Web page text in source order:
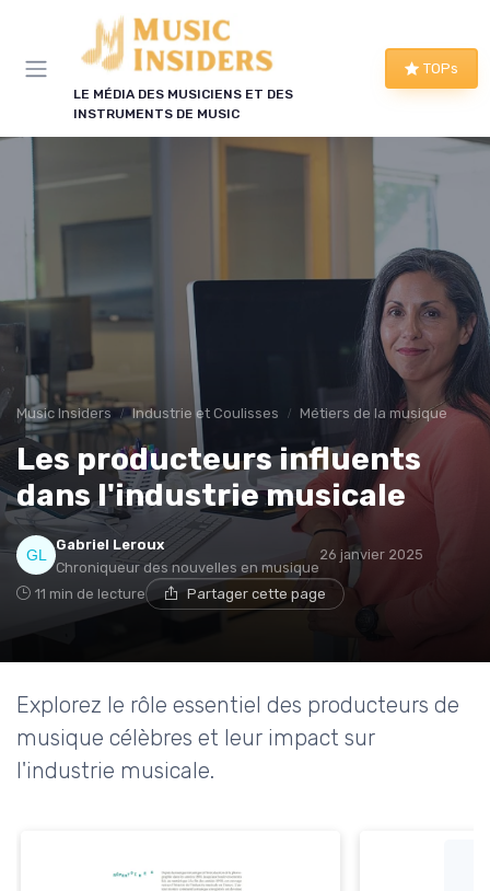
LE MÉDIA DES MUSICIENS ET DES
INSTRUMENTS DE MUSIC
TOPs
Music Insiders Industrie et Coulisses Métiers de la musique
Les producteurs influents
dans l'industrie musicale
Gabriel Leroux
Chroniqueur des nouvelles en musique
26 janvier 2025
11 min de lecture Partager cette page
Explorez le rôle essentiel des producteurs de
musique célèbres et leur impact sur
l'industrie musicale.
Panneau de gestion des cookies